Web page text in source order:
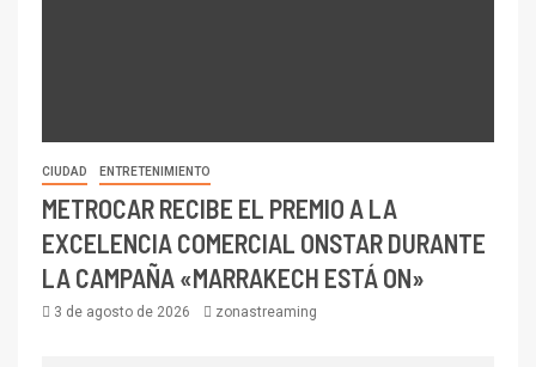
CIUDAD ENTRETENIMIENTO
METROCAR RECIBE EL PREMIO A LA
EXCELENCIA COMERCIAL ONSTAR DURANTE
LA CAMPAÑA «MARRAKECH ESTÁ ON»
3 de agosto de 2026 zonastreaming